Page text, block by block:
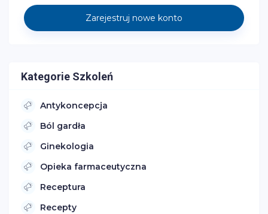
Zarejestruj nowe konto
Kategorie Szkoleń
Antykoncepcja
Ból gardła
Ginekologia
Opieka farmaceutyczna
Receptura
Recepty